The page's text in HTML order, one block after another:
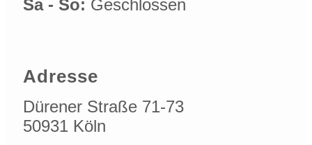
Sa - So: Geschlossen
Adresse
Dürener Straße 71-73
50931 Köln